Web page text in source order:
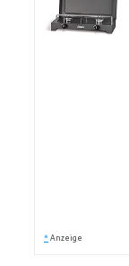
* Anzeige